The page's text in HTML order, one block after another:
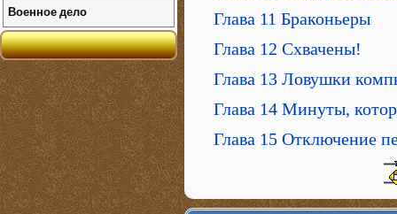
Глава 11 Браконьеры
Глава 12 Схвачены!
Глава 13 Ловушки
Глава 14 Минуты,
Глава 15 Отключение
Военное дело